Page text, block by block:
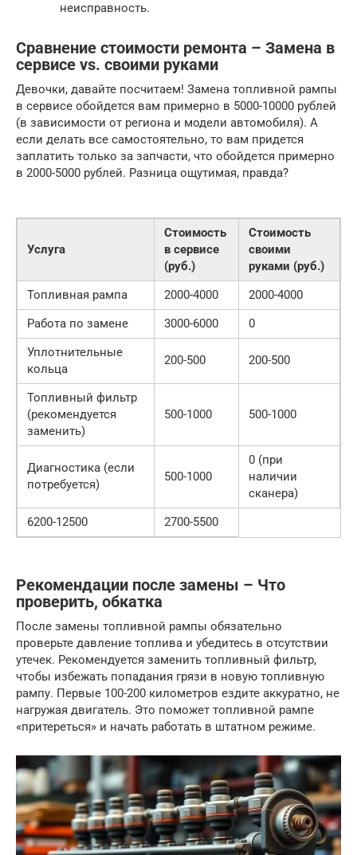
неисправность.
Сравнение стоимости ремонта – Замена в
сервисе vs. своими руками
Девочки, давайте посчитаем! Замена топливной рампы
в сервисе обойдется вам примерно в 5000-10000 рублей
(в зависимости от региона и модели автомобиля). А
если делать все самостоятельно, то вам придется
заплатить только за запчасти, что обойдется примерно
в 2000-5000 рублей. Разница ощутимая, правда?
Услуга
Стоимость
в сервисе
(руб.)
Стоимость
своими
руками (руб.)
Топливная рампа
2000-4000
2000-4000
Работа по замене
3000-6000
0
Уплотнительные
кольца
200-500 200-500
Топливный фильтр
(рекомендуется
заменить)
500-1000 500-1000
Диагностика (если
потребуется)
500-1000
0 (при
наличии
сканера)
6200-12500
2700-5500
Рекомендации после замены – Что
проверить, обкатка
После замены топливной рампы обязательно
проверьте давление топлива и убедитесь в отсутствии
утечек. Рекомендуется заменить топливный фильтр,
чтобы избежать попадания грязи в новую топливную
рампу. Первые 100-200 километров ездите аккуратно, не
нагружая двигатель. Это поможет топливной рампе
«притереться» и начать работать в штатном режиме.